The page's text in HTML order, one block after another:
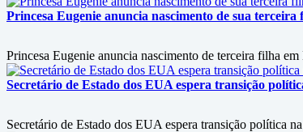
Princesa Eugenie anuncia nascimento de sua
Princesa Eugenie anuncia nascimento de terceira filha
Secretário de Estado dos EUA espera transição
Secretário de Estado dos EUA espera transição política